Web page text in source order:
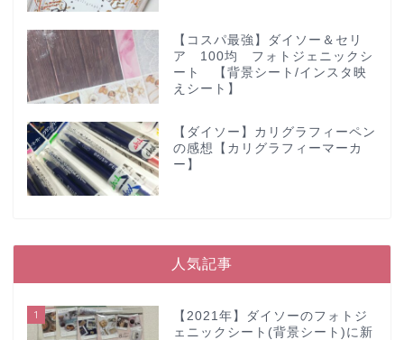
【コスパ最強】ダイソー＆セリ
ア 100均 フォトジェニックシ
ート 【背景シート/インスタ映
えシート】
【ダイソー】カリグラフィーペン
の感想【カリグラフィーマーカ
ー】
人気記事
1
【2021年】ダイソーのフォトジ
ェニックシート(背景シート)に新